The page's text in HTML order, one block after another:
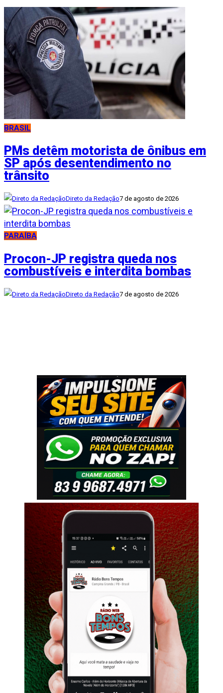
BRASIL
PMs detêm motorista de ônibus em
SP após desentendimento no
trânsito
Direto da Redação7 de agosto de 2026
PARAÍBA
Procon-JP registra queda nos
combustíveis e interdita bombas
Direto da Redação7 de agosto de 2026